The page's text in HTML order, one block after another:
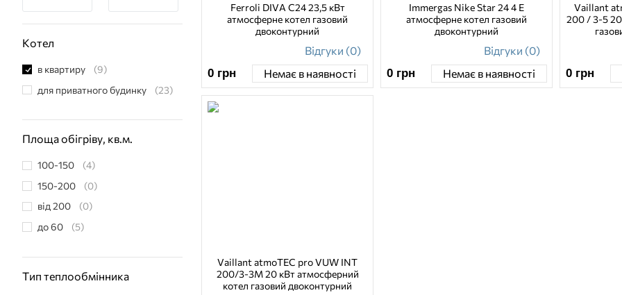
Котел
в квартиру
(9)
для приватного будинку
(23)
Площа обігріву, кв.м.
100-150
(4)
150-200
(0)
від 200
(0)
до 60
(5)
Тип теплообмінника
Ferroli DIVA C24 23,5 кВт
атмосферне котел газовий
двоконтурний
Відгуки (0)
0 грн Немає в наявності
Immergas Nike Star 24 4 E
атмосферне котел газовий
двоконтурний
Відгуки (0)
0 грн Немає в наявності
Vaillant
200 / 3-5 20
0 грн
Vaillant atmoTEC pro VUW INT
200/3-3M 20 кВт атмосферний
котел газовий двоконтурний